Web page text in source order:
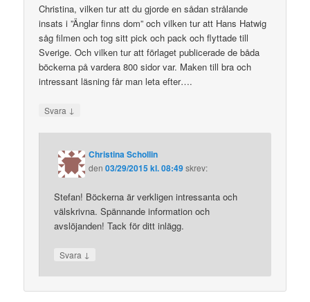
Christina, vilken tur att du gjorde en sådan strålande
insats i ”Änglar finns dom” och vilken tur att Hans Hatwig
såg filmen och tog sitt pick och pack och flyttade till
Sverige. Och vilken tur att förlaget publicerade de båda
böckerna på vardera 800 sidor var. Maken till bra och
intressant läsning får man leta efter….
Svara ↓
Christina Schollin
den03/29/2015 kl. 08:49skrev:
Stefan! Böckerna är verkligen intressanta och
välskrivna. Spännande information och
avslöjanden! Tack för ditt inlägg.
Svara ↓